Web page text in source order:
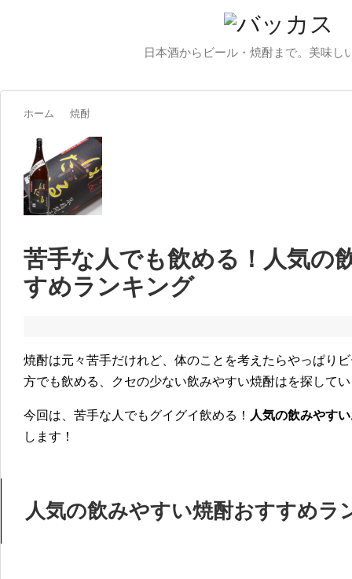
日本酒からビール・焼酎まで。美味し
ホーム 焼酎
苦手な人でも飲める！人気の
すめランキング
焼酎は元々苦手だけれど、体のことを考えたらやっぱり
方でも飲める、クセの少ない飲みやすい焼酎はを探して
今回は、苦手な人でもグイグイ飲める！ 人気の飲みやす
します！
人気の飲みやすい焼酎おすすめラ